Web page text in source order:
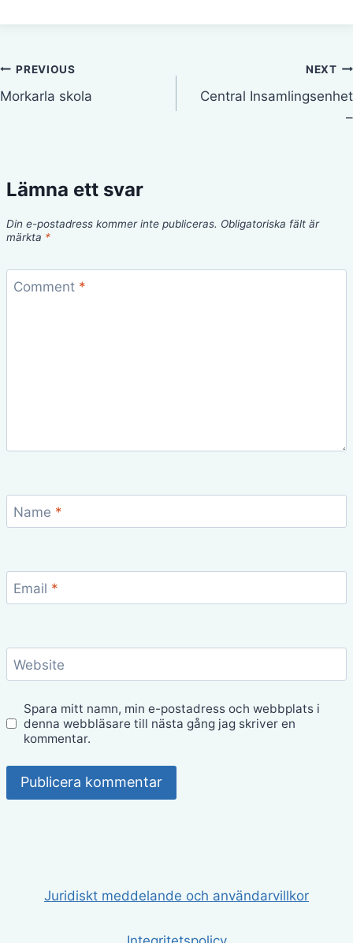
Inläggsnavigering
PREVIOUS
Morkarla skola
NEXT
Central Insamlingsenhet
–
Lämna ett svar
Din e-postadress kommer inte publiceras. Obligatoriska fält är
märkta *
Comment *
Name *
Email *
Website
Spara mitt namn, min e-postadress och webbplats i
denna webbläsare till nästa gång jag skriver en
kommentar.
Juridiskt meddelande och användarvillkor